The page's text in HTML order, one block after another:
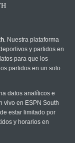
. Nuestra plataforma
y partidos en
para que los
partidos en un solo
datos analíticos e
vivo en ESPN South
estar limitado por
y horarios en